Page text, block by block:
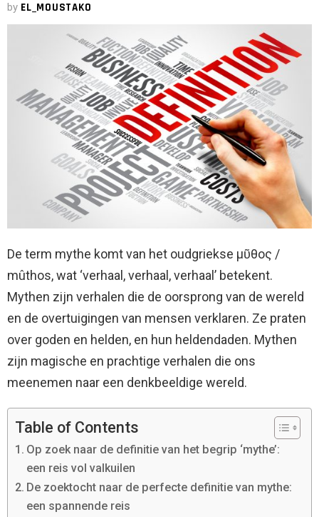
by EL_MOUSTAKO
De term mythe komt van het oudgriekse μῦθος /
mûthos, wat ‘verhaal, verhaal, verhaal’ betekent.
Mythen zijn verhalen die de oorsprong van de wereld
en de overtuigingen van mensen verklaren. Ze praten
over goden en helden, en hun heldendaden. Mythen
zijn magische en prachtige verhalen die ons
meenemen naar een denkbeeldige wereld.
Table of Contents
Op zoek naar de definitie van het begrip ‘mythe’:
een reis vol valkuilen
De zoektocht naar de perfecte definitie van mythe:
een spannende reis